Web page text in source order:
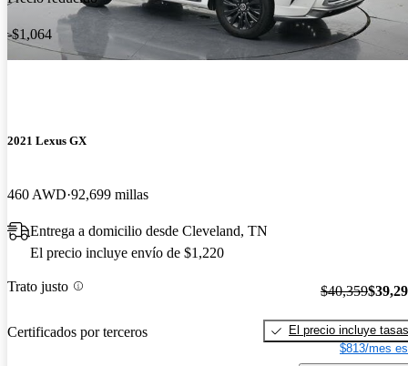
-$1,064
2021 Lexus GX
460 AWD 92,699 millas
Entrega a domicilio desde Cleveland, TN
El precio incluye envío de $1,220
Trato justo
Certificados por terceros
$40,359
El precio incluye tasas
$813/mes